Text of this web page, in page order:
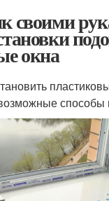
своими
окна